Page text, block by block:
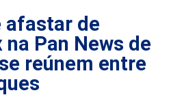
afastar de
na Pan News de
reúnem entre